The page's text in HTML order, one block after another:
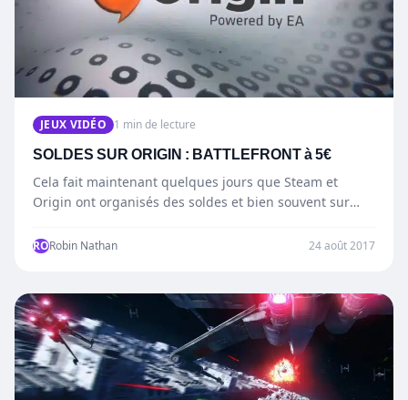
JEUX VIDÉO 1 min de lecture
SOLDES SUR ORIGIN : BATTLEFRONT à 5€
Cela fait maintenant quelques jours que Steam et
Origin ont organisés des soldes et bien souvent sur
RORobin Nathan 24 août 2017